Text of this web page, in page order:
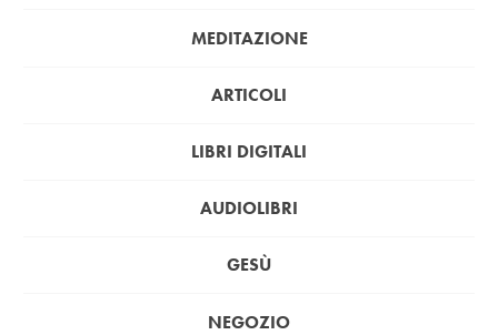
MEDITAZIONE
ARTICOLI
LIBRI DIGITALI
AUDIOLIBRI
GESÙ
NEGOZIO